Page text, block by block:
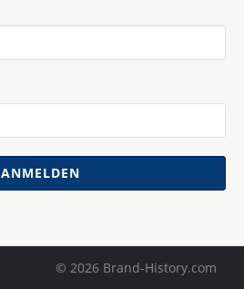
ANMELDEN
© 2026 Brand-History.com